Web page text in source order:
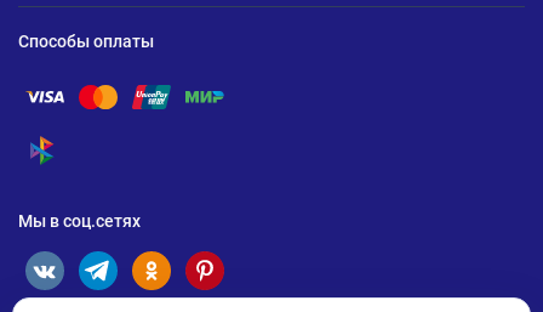
Способы оплаты
Помощь по оплате Visa
Помощь по оплате Mastercard
Помощь по оплате UnionPay
Помощь по оплате Мир
Помощь по оплате СБП
Мы в соц.сетях